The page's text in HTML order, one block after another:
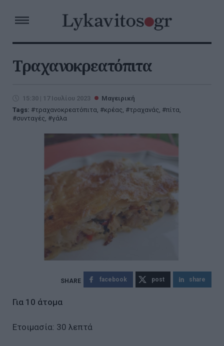
Τραχανοκρεατόπιτα
15:30 | 17 Ιουλίου 2023
Μαγειρική
Tags:
τραχανοκρεατόπιτα, κρέας, τραχανάς, πίτα,
συνταγές, γάλα
facebook post share
Για 10 άτομα
Ετοιμασία: 30 λεπτά